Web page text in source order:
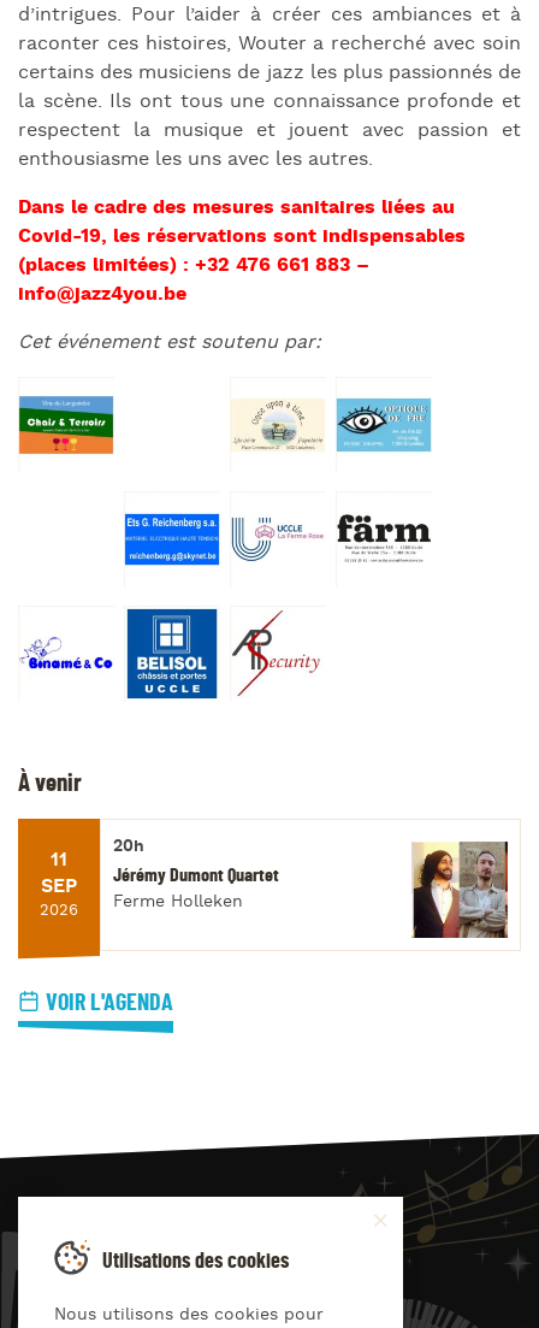
d’intrigues. Pour l’aider à créer ces ambiances et à
raconter ces histoires, Wouter a recherché avec soin
certains des musiciens de jazz les plus passionnés de
la scène. Ils ont tous une connaissance profonde et
respectent la musique et jouent avec passion et
enthousiasme les uns avec les autres.
Dans le cadre des mesures sanitaires liées au
Covid-19, les réservations sont indispensables
(places limitées) : +32 476 661 883 –
info@jazz4you.be
Cet événement est soutenu par:
À venir
11
SEP
2026
20h
Jérémy Dumont Quartet
Ferme Holleken
VOIR L'AGENDA
JAZZ4
Utilisations des cookies
Nous utilisons des cookies pour